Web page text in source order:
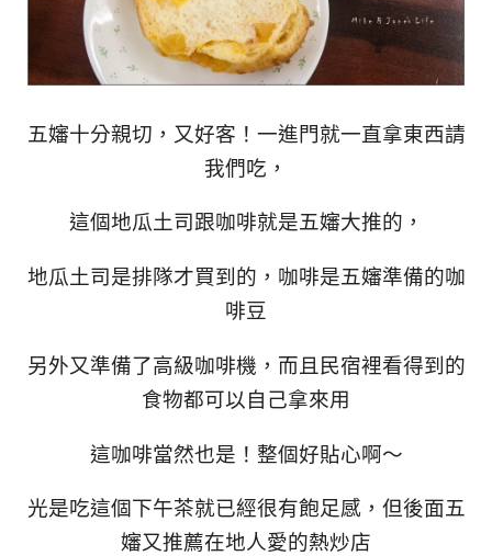
五嬸十分親切，又好客！一進門就一直拿東西請
我們吃，
這個地瓜土司跟咖啡就是五嬸大推的，
地瓜土司是排隊才買到的，咖啡是五嬸準備的咖
啡豆
另外又準備了高級咖啡機，而且民宿裡看得到的
食物都可以自己拿來用
這咖啡當然也是！整個好貼心啊～
光是吃這個下午茶就已經很有飽足感，但後面五
嬸又推薦在地人愛的熱炒店